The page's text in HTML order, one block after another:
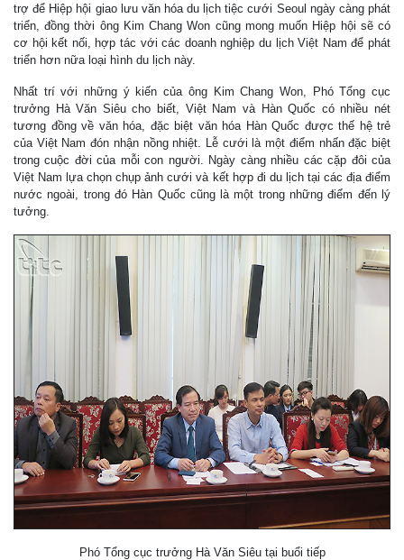
trợ để Hiệp hội giao lưu văn hóa du lịch tiệc cưới Seoul ngày càng phát
triển, đồng thời ông Kim Chang Won cũng mong muốn Hiệp hội sẽ có
cơ hội kết nối, hợp tác với các doanh nghiệp du lịch Việt Nam để phát
triển hơn nữa loại hình du lịch này.
Nhất trí với những ý kiến của ông Kim Chang Won, Phó Tổng cục
trưởng Hà Văn Siêu cho biết, Việt Nam và Hàn Quốc có nhiều nét
tương đồng về văn hóa, đặc biệt văn hóa Hàn Quốc được thế hệ trẻ
của Việt Nam đón nhận nồng nhiệt. Lễ cưới là một điểm nhấn đặc biệt
trong cuộc đời của mỗi con người. Ngày càng nhiều các cặp đôi của
Việt Nam lựa chọn chụp ảnh cưới và kết hợp đi du lịch tại các địa điểm
nước ngoài, trong đó Hàn Quốc cũng là một trong những điểm đến lý
tưởng.
Phó Tổng cục trưởng Hà Văn Siêu tại buổi tiếp